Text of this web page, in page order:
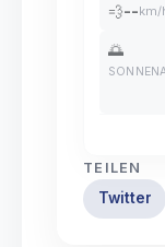
💨--km/
🌅
TEILEN
Twitter